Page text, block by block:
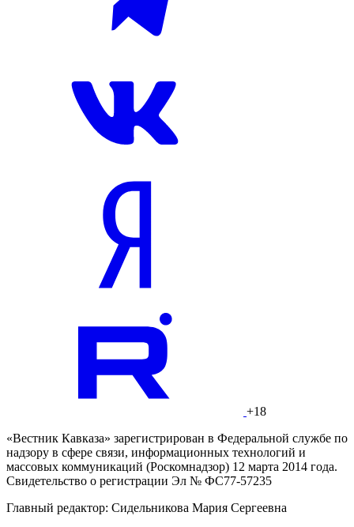
+18
«Вестник Кавказа» зарегистрирован в Федеральной службе по
надзору в сфере связи, информационных технологий и
массовых коммуникаций (Роскомнадзор) 12 марта 2014 года.
Свидетельство о регистрации Эл № ФС77-57235
Главный редактор: Сидельникова Мария Сергеевна